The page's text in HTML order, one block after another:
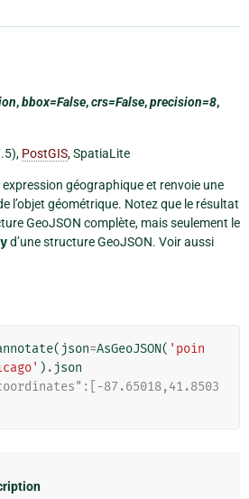
,bbox=False,crs=False,precision=8,
PostGIS, SpatiaLite
géographique et renvoie une
l’objet géométrique. Notez que le résultat
GeoJSON complète, mais seulement le
d’une structure GeoJSON. Voir aussi
( json=AsGeoJSON( 'poin
) . json
87.65018,41.8503